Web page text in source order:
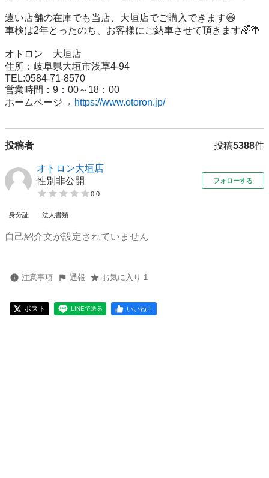
遠い店舗の在庫でも当店、大垣店でご購入できます😆
車検は2年とったのち、お客様にご納車させて頂きます🌈🌴
オトロン　大垣店
住所：岐阜県大垣市浅草4-94
TEL:0584-71-8570
営業時間：9：00～18：00
ホームページ→ https://www.otoron.jp/
投稿者 投稿5388件
オトロン大垣店
性別非公開
0.0
フォローする
身分証 法人書類
自己紹介文が設定されていません
注意事項 通報 お気に入り 1
ポスト LINEで送る いいね！